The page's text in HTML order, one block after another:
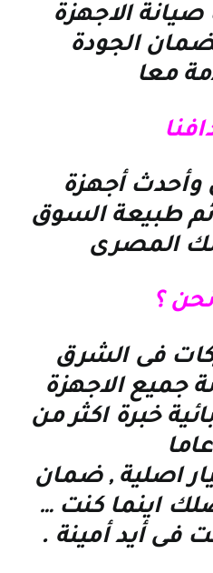
الاجهزة
الجودة
معا
وأحدث أجهزة
طبيعة السوق
المصرى
؟
فى الشرق
جميع الاجهزة
خبرة اكثر من
اصلية , ضمان
اينما كنت …
فى أيد أمينة .